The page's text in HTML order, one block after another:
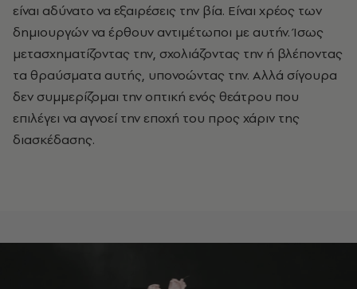
είναι αδύνατο να εξαιρέσεις την βία. Είναι χρέος των
δημιουργών να έρθουν αντιμέτωποι με αυτήν. Ίσως
μετασχηματίζοντας την, σχολιάζοντας την ή βλέποντας
τα θραύσματα αυτής, υπονοώντας την. Αλλά σίγουρα
δεν συμμερίζομαι την οπτική ενός θεάτρου που
επιλέγει να αγνοεί την εποχή του προς χάριν της
διασκέδασης.